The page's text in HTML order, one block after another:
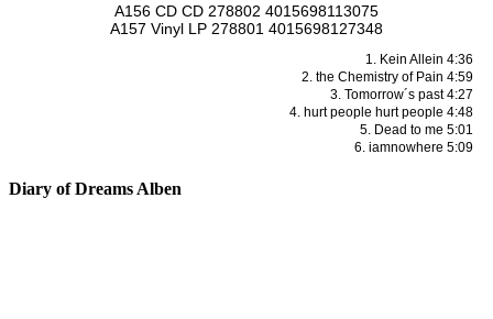
A156 CD CD 278802 4015698113075
A157 Vinyl LP 278801 4015698127348
1. Kein Allein 4:36
2. the Chemistry of Pain 4:59
3. Tomorrow´s past 4:27
4. hurt people hurt people 4:48
5. Dead to me 5:01
6. iamnowhere 5:09
Diary of Dreams Alben